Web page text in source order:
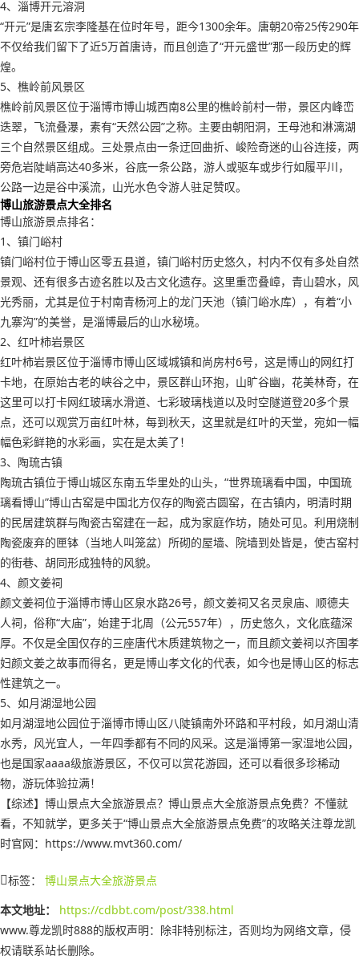
4、淄博开元溶洞
“开元”是唐玄宗李隆基在位时年号，距今1300余年。唐朝20帝25传290年
不仅给我们留下了近5万首唐诗，而且创造了“开元盛世”那一段历史的辉
煌。
5、樵岭前风景区
樵岭前风景区位于淄博市博山城西南8公里的樵岭前村一带，景区内峰峦
迭翠，飞流叠瀑，素有“天然公园”之称。主要由朝阳洞，王母池和淋漓湖
三个自然景区组成。三处景点由一条迂回曲折、峻险奇迷的山谷连接，两
旁危岩陡峭高达40多米，谷底一条公路，游人或驱车或步行如履平川，
公路一边是谷中溪流，山光水色令游人驻足赞叹。
博山旅游景点大全排名
博山旅游景点排名：
1、镇门峪村
镇门峪村位于博山区零五县道，镇门峪村历史悠久，村内不仅有多处自然
景观、还有很多古迹名胜以及古文化遗存。这里重峦叠嶂，青山碧水，风
光秀丽，尤其是位于村南青杨河上的龙门天池（镇门峪水库），有着“小
九寨沟”的美誉，是淄博最后的山水秘境。
2、红叶柿岩景区
红叶柿岩景区位于淄博市博山区域城镇和尚房村6号，这是博山的网红打
卡地，在原始古老的峡谷之中，景区群山环抱，山旷谷幽，花美林奇，在
这里可以打卡网红玻璃水滑道、七彩玻璃栈道以及时空隧道登20多个景
点，还可以观赏万亩红叶林，每到秋天，这里就是红叶的天堂，宛如一幅
幅色彩鲜艳的水彩画，实在是太美了！
3、陶琉古镇
陶琉古镇位于博山城区东南五华里处的山头，“世界琉璃看中国，中国琉
璃看博山”博山古窑是中国北方仅存的陶瓷古圆窑，在古镇内，明清时期
的民居建筑群与陶瓷古窑建在一起，成为家庭作坊，随处可见。利用烧制
陶瓷废弃的匣钵（当地人叫笼盆）所砌的屋墙、院墙到处皆是，使古窑村
的街巷、胡同形成独特的风貌。
4、颜文姜祠
颜文姜祠位于淄博市博山区泉水路26号，颜文姜祠又名灵泉庙、顺德夫
人祠，俗称“大庙”，始建于北周（公元557年），历史悠久，文化底蕴深
厚。不仅是全国仅存的三座唐代木质建筑物之一，而且颜文姜祠以齐国孝
妇颜文姜之故事而得名，更是博山孝文化的代表，如今也是博山区的标志
性建筑之一。
5、如月湖湿地公园
如月湖湿地公园位于淄博市博山区八陡镇南外环路和平村段，如月湖山清
水秀，风光宜人，一年四季都有不同的风采。这是淄博第一家湿地公园，
也是国家aaaa级旅游景区，不仅可以赏花游园，还可以看很多珍稀动
物，游玩体验拉满！
【综述】博山景点大全旅游景点？博山景点大全旅游景点免费？不懂就
看，不知就学，更多关于“博山景点大全旅游景点免费”的攻略关注尊龙凯
时官网：https://www.mvt360.com/
标签： 博山景点大全旅游景点
本文地址：
https://cdbbt.com/post/338.html
www.尊龙凯时888的版权声明： 除非特别标注，否则均为网络文章，侵
权请联系站长删除。